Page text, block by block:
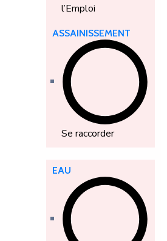
l’Emploi
ASSAINISSEMENT
Se raccorder
EAU